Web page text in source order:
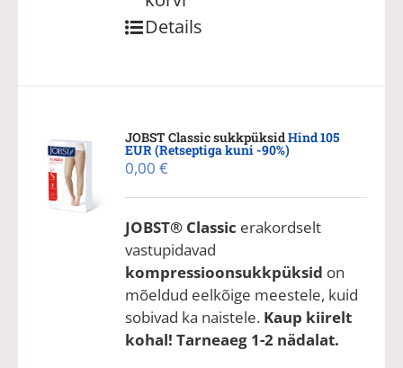
Details
JOBST Classic sukkpüksidHind 105
EUR (Retseptiga kuni -90%)
0,00€
JOBST® Classic erakordselt
vastupidavad
kompressioonsukkpüksid on
mõeldud eelkõige meestele, kuid
sobivad ka naistele. Kaup kiirelt
kohal! Tarneaeg 1-2 nädalat.